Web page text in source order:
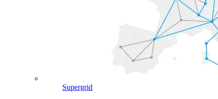
Supergrid